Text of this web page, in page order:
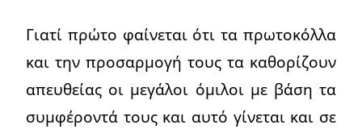
Γιατί πρώτο φαίνεται ότι τα πρωτοκόλλα
και την προσαρμογή τους τα καθορίζουν
απευθείας οι μεγάλοι όμιλοι με βάση τα
συμφέροντά τους και αυτό γίνεται και σε